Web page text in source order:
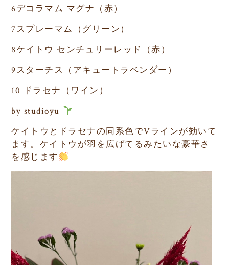
6デコラマム マグナ（赤）
7スプレーマム（グリーン）
8ケイトウ センチュリーレッド（赤）
9スターチス（アキュートラベンダー）
10 ドラセナ（ワイン）
by studioyu
ケイトウとドラセナの同系色でVラインが効いて
ます。ケイトウが羽を広げてるみたいな豪華さ
を感じます